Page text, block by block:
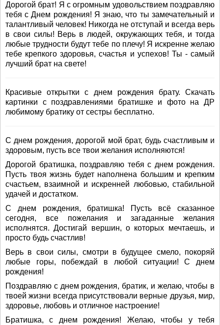
Дорогой брат! Я с огромным удовольствием поздравляю
тебя с Днем рождения! Я знаю, что ты замечательный и
талантливый человек! Никогда не отступай и всегда верь
в свои силы! Верь в людей, окружающих тебя, и тогда
любые трудности будут тебе по плечу! Я искренне желаю
тебе крепкого здоровья, счастья и успехов! Ты - самый
лучший брат на свете!
Красивые открытки с днем рождения брату. Скачать
картинки с поздравлениями братишке и фото на ДР
любимому братику от сестры бесплатно.
С днем рождения, дорогой мой брат, будь счастливым и
здоровым, пусть все твои желания исполняются!
Дорогой братишка, поздравляю тебя с днем рождения.
Пусть твоя жизнь будет наполнена большим и крепким
счастьем, взаимной и искренней любовью, стабильной
удачей и достатком.
С днем рождения, братишка! Пусть всё сказанное
сегодня, все пожелания и загаданные желания
исполнятся. Достигай вершин, о которых мечтаешь, и
просто будь счастлив!
Верь в свои силы, смотри в будущее смело, покоряй
любые горы, побеждай в любой ситуации! С днем
рождения!
Поздравляю с днем рождения, братик, и желаю, чтобы в
твоей жизни всегда присутствовали верные друзья, мир,
здоровье, любовь и отличное настроение!
Братишка, с днем рождения! Желаю, чтобы у тебя